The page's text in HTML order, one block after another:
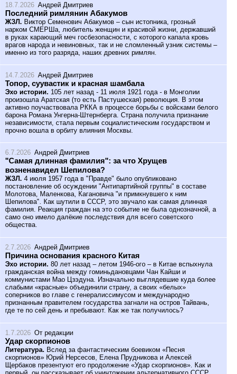
18.7.2026 Андрей Дмитриев
Последний римлянин Абакумов
ЖЗЛ. Виктор Семенович Абакумов – сын истопника, грозный
нарком СМЕРШа, любитель женщин и красивой жизни, державший
в руках карающий меч госбезопасности, с которого капала кровь
врагов народа и невиновных, так и не сломленный узник системы –
именно из того разряда, наших древних римлян.
14.7.2026 Андрей Дмитриев
Топор, суувастик и красная шамбала
Эхо истории. 105 лет назад - 11 июля 1921 года - в Монголии
произошла Аратская (то есть Пастушеская) революция. В этом
активно поучаствовала РККА в процессе борьбы с войсками белого
барона Романа Унгерна-Штернберга. Страна получила признание
независимости, стала первым социалистическим государством и
прочно вошла в орбиту влияния Москвы.
6.7.2026 Андрей Дмитриев
"Самая длинная фамилия": за что Хрущев
возненавидел Шепилова?
ЖЗЛ. 4 июля 1957 года в "Правде" было опубликовано
постановление об осуждении "Антипартийной группы" в составе
Молотова, Маленкова, Кагановича "и примкнувшего к ним
Шепилова". Как шутили в СССР, это звучало как самая длинная
фамилия. Реакция граждан на это событие не была однозначной, а
само оно имело далёкие последствия для всего советского
общества.
2.7.2026 Андрей Дмитриев
Причина основания красного Китая
Эхо истории. 80 лет назад – летом 1946-ого – в Китае вспыхнула
гражданская война между гоминьдановцами Чан Кайши и
коммунистами Мао Цзэдуна. Изначально выглядевшие куда более
слабыми «красные» объединили страну, а своих «белых»
соперников во главе с генералиссимусом и международно
признанным правителем государства загнали на остров Тайвань,
где те по сей день и пребывают. Как же так получилось?
1.7.2026 От редакции
Удар скорпионов
Литература. Вслед за фантастическим боевиком «Песня
скорпионов» Юрий Нерсесов, Елена Прудникова и Алексей
Щербаков презентуют его продолжение «Удар скорпионов». Как и